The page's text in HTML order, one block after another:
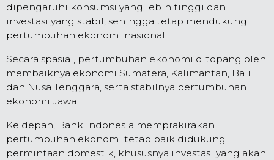
dipengaruhi konsumsi yang lebih tinggi dan
investasi yang stabil, sehingga tetap mendukung
pertumbuhan ekonomi nasional.
Secara spasial, pertumbuhan ekonomi ditopang oleh
membaiknya ekonomi Sumatera, Kalimantan, Bali
dan Nusa Tenggara, serta stabilnya pertumbuhan
ekonomi Jawa.
Ke depan, Bank Indonesia memprakirakan
pertumbuhan ekonomi tetap baik didukung
permintaan domestik, khususnya investasi yang akan